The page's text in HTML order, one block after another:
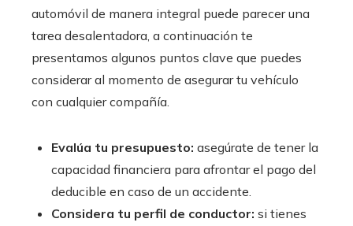
automóvil de manera integral puede parecer una
tarea desalentadora, a continuación te
presentamos algunos puntos clave que puedes
considerar al momento de asegurar tu vehículo
con cualquier compañía.
Evalúa tu presupuesto: asegúrate de tener la
capacidad financiera para afrontar el pago del
deducible en caso de un accidente.
Considera tu perfil de conductor: si tienes